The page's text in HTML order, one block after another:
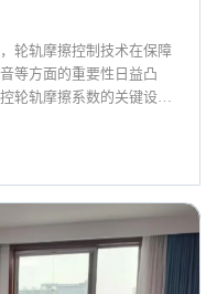
轮轨摩擦控制技术在保障
等方面的重要性日益凸
轮轨摩擦系数的关键设